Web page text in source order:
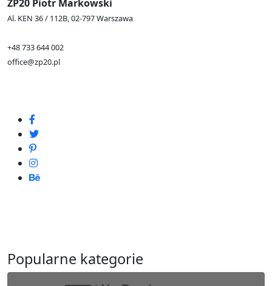
ZP20 Piotr Markowski
Al. KEN 36 / 112B, 02-797 Warszawa
+48 733 644 002
office@zp20.pl
Popularne kategorie